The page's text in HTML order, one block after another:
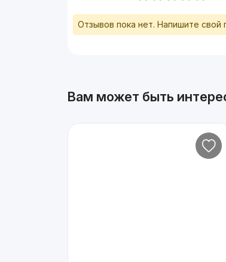
Отзывов пока нет. Напишите свой
Вам может быть